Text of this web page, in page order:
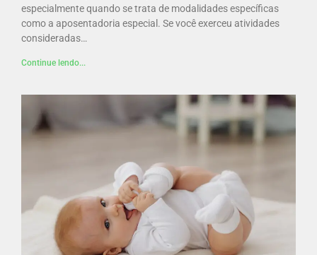
especialmente quando se trata de modalidades específicas
como a aposentadoria especial. Se você exerceu atividades
consideradas…
Continue lendo...